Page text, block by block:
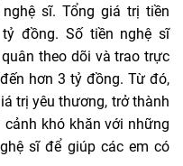
sĩ. Tổng giá trị tiền
đồng. Số tiền nghệ sĩ
theo dõi và trao trực
hơn 3 tỷ đồng. Từ đó,
trị yêu thương, trở thành
khó khăn với những
sĩ để giúp các em có